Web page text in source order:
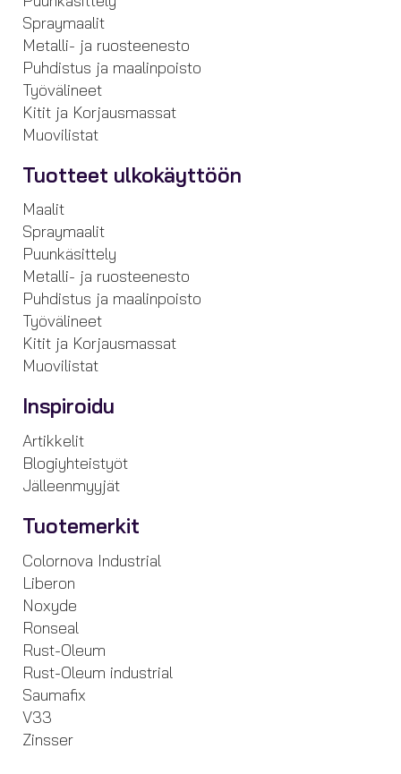
Spraymaalit
Metalli- ja ruosteenesto
Puhdistus ja maalinpoisto
Työvälineet
Kitit ja Korjausmassat
Muovilistat
Tuotteet ulkokäyttöön
Maalit
Spraymaalit
Puunkäsittely
Metalli- ja ruosteenesto
Puhdistus ja maalinpoisto
Työvälineet
Kitit ja Korjausmassat
Muovilistat
Inspiroidu
Artikkelit
Blogiyhteistyöt
Jälleenmyyjät
Tuotemerkit
Colornova Industrial
Liberon
Noxyde
Ronseal
Rust-Oleum
Rust-Oleum industrial
Saumafix
V33
Zinsser